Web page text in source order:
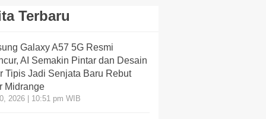
Terbaru
Galaxy A57 5G Resmi
AI Semakin Pintar dan Desain
Tipis Jadi Senjata Baru Rebut
Midrange
2026 | 10:51 pm WIB